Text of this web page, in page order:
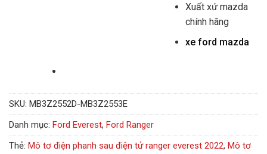
Xuất xứ mazda
chính hãng
xe ford mazda
SKU: MB3Z2552D-MB3Z2553E
Danh mục: Ford Everest, Ford Ranger
Thẻ: Mô tơ điện phanh sau điện tử ranger everest 2022, Mô tơ